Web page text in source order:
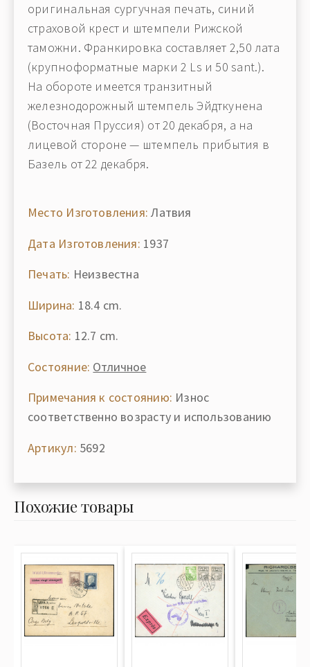
оригинальная сургучная печать, синий
страховой крест и штемпели Рижской
таможни. Франкировка составляет 2,50 лата
(крупноформатные марки 2 Ls и 50 sant.).
На обороте имеется транзитный
железнодорожный штемпель Эйдткунена
(Восточная Пруссия) от 20 декабря, а на
лицевой стороне — штемпель прибытия в
Базель от 22 декабря.
Место Изготовления: Латвия
Дата Изготовления: 1937
Печать: Неизвестна
Ширина: 18.4 cm.
Высота: 12.7 cm.
Состояние: Отличное
Примечания к состоянию: Износ
соответственно возрасту и использованию
Артикул: 5692
Похожие товары